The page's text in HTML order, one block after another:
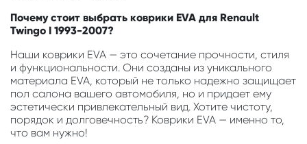
Почему стоит выбрать коврики EVA для Renault
Twingo I 1993-2007?
Наши коврики EVA — это сочетание прочности, стиля
и функциональности. Они созданы из уникального
материала EVA, который не только надежно защищает
пол салона вашего автомобиля, но и придает ему
эстетически привлекательный вид. Хотите чистоту,
порядок и долговечность? Коврики EVA — именно то,
что вам нужно!